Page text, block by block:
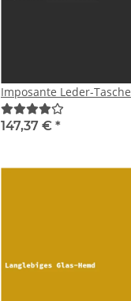
Imposante Leder-Tasche
147,37 € *